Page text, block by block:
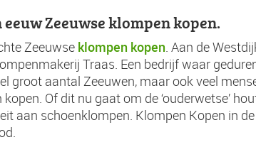
Zeeuwse klompen kopen.
Zeeuwse klompen kopen. Aan de
Traas. Een bedrijf waar
groot aantal Zeeuwen, maar ook veel
Of dit nu gaat om de ‘ouderwetse’
aan schoenklompen. Klompen Kopen in